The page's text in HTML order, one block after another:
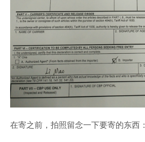
在寄之前，拍照留念一下要寄的东西：